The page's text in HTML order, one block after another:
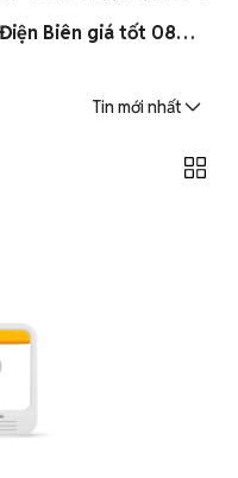
0 xe tay ga tại Huyện Nậm Pồ, Điện Biên giá tốt 08/2026
Tin mới nhất